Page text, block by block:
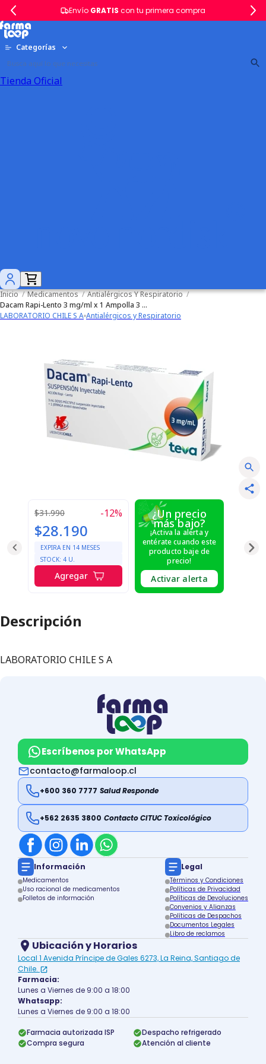
Envío GRATIS con tu primera compra
Categorías
Tienda Oficial
Inicio / Medicamentos / Antialérgicos Y Respiratorio /
Dacam Rapi-Lento 3 mg/ml x 1 Ampolla 3 ml
LABORATORIO CHILE S A Antialérgicos y Respiratorio
$31.990 -12%
$28.190
EXPIRA EN 14 MESES
STOCK: 4 U.
Agregar
¿Un precio
más bajo?
¡Activa la alerta y
entérate cuando este
producto baje de
precio!
Activar alerta
Descripción
LABORATORIO CHILE S A
Escríbenos por WhatsApp
contacto@farmaloop.cl
+600 360 7777 Salud Responde
+562 2635 3800 Contacto CITUC Toxicológico
Información
Medicamentos
Uso racional de medicamentos
Folletos de información
Legal
Términos y Condiciones
Políticas de Privacidad
Políticas de Devoluciones
Convenios y Alianzas
Políticas de Despachos
Documentos Legales
Libro de reclamos
Ubicación y Horarios
Local 1 Avenida Príncipe de Gales 6273, La Reina, Santiago de
Chile.
Farmacia:
Lunes a Viernes de 9:00 a 18:00
Whatsapp:
Lunes a Viernes de 9:00 a 18:00
Farmacia autorizada ISP
Despacho refrigerado
Compra segura
Atención al cliente